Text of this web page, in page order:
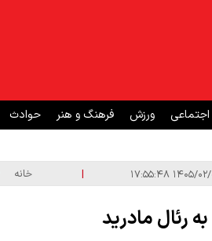
اجتماعی ورزش فرهنگ و هنر حوادث
| خانه
رئال مادرید